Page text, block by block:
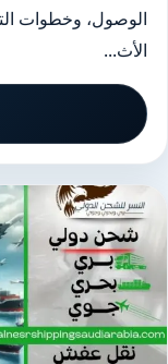
الوصول، وخطوات
الأث...